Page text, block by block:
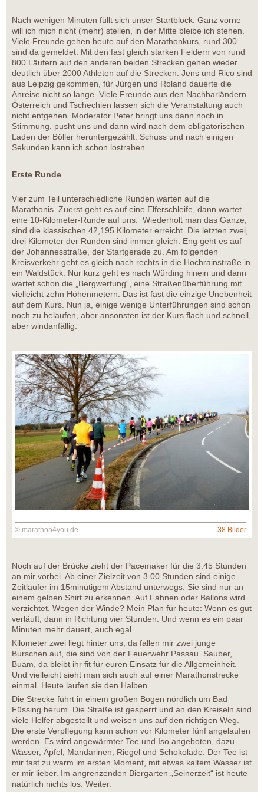
Nach wenigen Minuten füllt sich unser Startblock. Ganz vorne
will ich mich nicht (mehr) stellen, in der Mitte bleibe ich stehen.
Viele Freunde gehen heute auf den Marathonkurs, rund 300
sind da gemeldet. Mit den fast gleich starken Feldern von rund
800 Läufern auf den anderen beiden Strecken gehen wieder
deutlich über 2000 Athleten auf die Strecken. Jens und Rico sind
aus Leipzig gekommen, für Jürgen und Roland dauerte die
Anreise nicht so lange. Viele Freunde aus den Nachbarländern
Österreich und Tschechien lassen sich die Veranstaltung auch
nicht entgehen. Moderator Peter bringt uns dann noch in
Stimmung, pusht uns und dann wird nach dem obligatorischen
Laden der Böller heruntergezählt. Schuss und nach einigen
Sekunden kann ich schon lostraben.
Erste Runde
Vier zum Teil unterschiedliche Runden warten auf die
Marathonis. Zuerst geht es auf eine Elferschleife, dann wartet
eine 10-Kilometer-Runde auf uns. Wiederholt man das Ganze,
sind die klassischen 42,195 Kilometer erreicht. Die letzten zwei,
drei Kilometer der Runden sind immer gleich. Eng geht es auf
der Johannesstraße, der Startgerade zu. Am folgenden
Kreisverkehr geht es gleich nach rechts in die Hochrainstraße in
ein Waldstück. Nur kurz geht es nach Würding hinein und dann
wartet schon die „Bergwertung“, eine Straßenüberführung mit
vielleicht zehn Höhenmetern. Das ist fast die einzige Unebenheit
auf dem Kurs. Nun ja, einige wenige Unterführungen sind schon
noch zu belaufen, aber ansonsten ist der Kurs flach und schnell,
aber windanfällig.
© marathon4you.de 38 Bilder
Noch auf der Brücke zieht der Pacemaker für die 3.45 Stunden
an mir vorbei. Ab einer Zielzeit von 3.00 Stunden sind einige
Zeitläufer im 15minütigem Abstand unterwegs. Sie sind nur an
einem gelben Shirt zu erkennen. Auf Fahnen oder Ballons wird
verzichtet. Wegen der Winde? Mein Plan für heute: Wenn es gut
verläuft, dann in Richtung vier Stunden. Und wenn es ein paar
Minuten mehr dauert, auch egal
Kilometer zwei liegt hinter uns, da fallen mir zwei junge
Burschen auf, die sind von der Feuerwehr Passau. Sauber,
Buam, da bleibt ihr fit für euren Einsatz für die Allgemeinheit.
Und vielleicht sieht man sich auch auf einer Marathonstrecke
einmal. Heute laufen sie den Halben.
Die Strecke führt in einem großen Bogen nördlich um Bad
Füssing herum. Die Straße ist gesperrt und an den Kreiseln sind
viele Helfer abgestellt und weisen uns auf den richtigen Weg.
Die erste Verpflegung kann schon vor Kilometer fünf angelaufen
werden. Es wird angewärmter Tee und Iso angeboten, dazu
Wasser, Äpfel, Mandarinen, Riegel und Schokolade. Der Tee ist
mir fast zu warm im ersten Moment, mit etwas kaltem Wasser ist
er mir lieber. Im angrenzenden Biergarten „Seinerzeit“ ist heute
natürlich nichts los. Weiter.